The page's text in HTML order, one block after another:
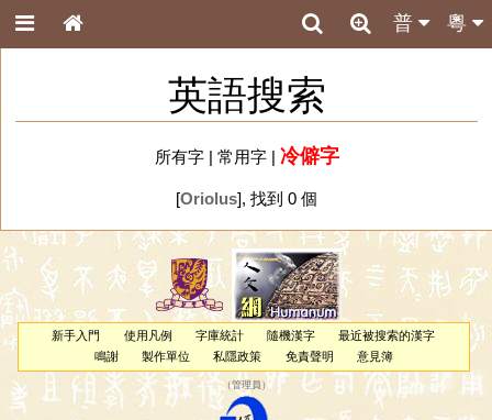
粵
普
英語搜索
所有字| 常用字| 冷僻字
[Oriolus], 找到 0 個
新手入門 使用凡例 字庫統計 隨機漢字
最近被搜索的漢字
鳴謝
製作單位 私隱政策 免責聲明 意見簿
（管理員 ）